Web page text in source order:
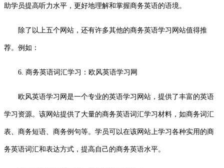
助学员提高听力水平，更好地理解和掌握商务英语的语境。
除了以上五个网站，还有许多其他的商务英语学习网站值得推
荐。例如：
6. 商务英语词汇学习：欧风英语学习网
欧风英语学习网是一个专业的英语学习网站，提供了丰富的英语
学习资源。该网站提供了大量的商务英语词汇学习材料，如商务词汇
表、商务短语、商务例句等。学员可以在该网站上学习各种实用的商
务英语词汇和表达方式，提高自己的商务英语水平。